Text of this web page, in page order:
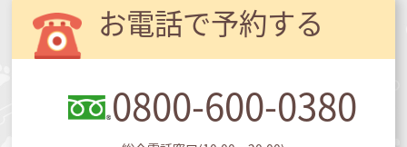
お電話で予約する
0800-600-0380